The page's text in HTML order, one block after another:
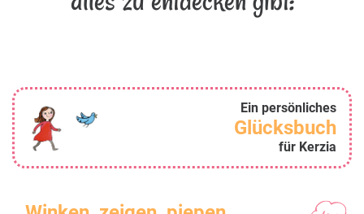
Ein persönliches
Glücksbuch
für Kerzia